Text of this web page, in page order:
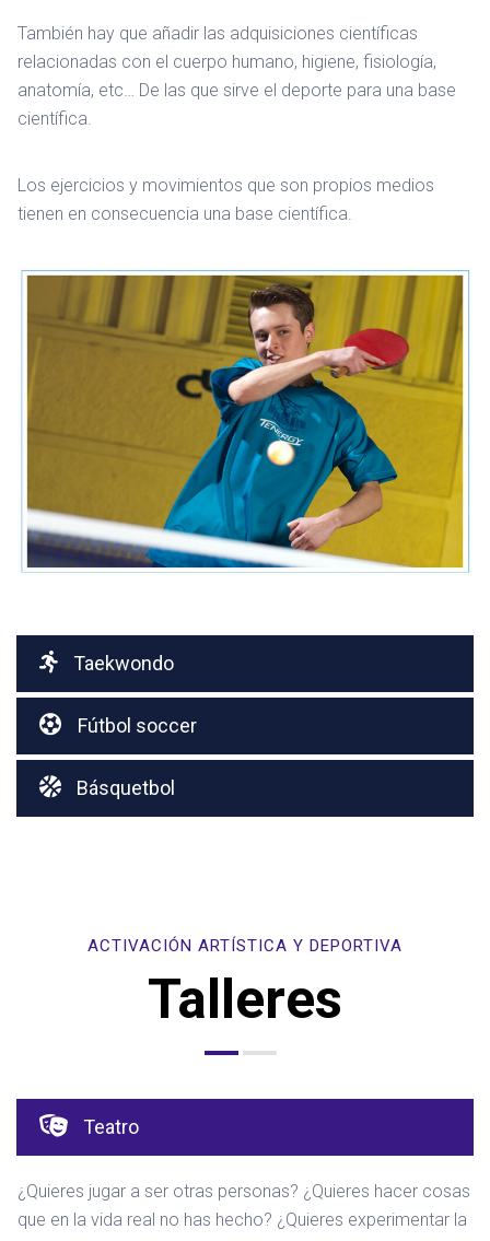
También hay que añadir las adquisiciones científicas
relacionadas con el cuerpo humano, higiene, fisiología,
anatomía, etc… De las que sirve el deporte para una base
científica.
Los ejercicios y movimientos que son propios medios
tienen en consecuencia una base científica.
Taekwondo
Fútbol soccer
Básquetbol
ACTIVACIÓN ARTÍSTICA Y DEPORTIVA
Talleres
Teatro
¿Quieres jugar a ser otras personas? ¿Quieres hacer cosas
que en la vida real no has hecho? ¿Quieres experimentar la